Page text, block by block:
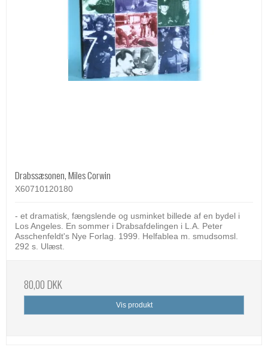
Drabssæsonen, Miles Corwin
X60710120180
- et dramatisk, fængslende og usminket billede af en bydel i
Los Angeles. En sommer i Drabsafdelingen i L.A. Peter
Asschenfeldt's Nye Forlag. 1999. Helfablea m. smudsomsl.
292 s. Ulæst.
80,00 DKK
Vis produkt